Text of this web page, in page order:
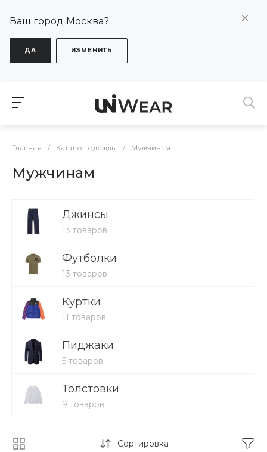
Ваш город Москва?
ДА ИЗМЕНИТЬ
Главная / Каталог одежды / Мужчинам
Мужчинам
Джинсы
13 товаров
Футболки
13 товаров
Куртки
11 товаров
Пиджаки
5 товаров
Толстовки
9 товаров
Сортировка